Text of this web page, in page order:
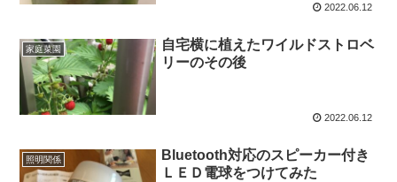
2022.06.12
家庭菜園
自宅横に植えたワイルドストロベ
リーのその後
2022.06.12
照明関係
Bluetooth対応のスピーカー付き
ＬＥＤ電球をつけてみた